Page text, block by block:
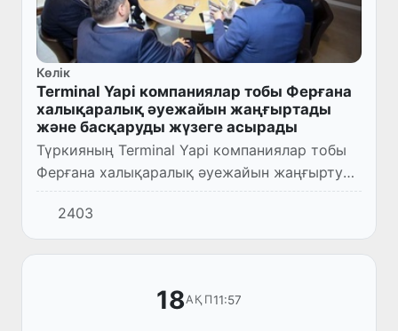
Көлік
Terminal Yapi компаниялар тобы Ферғана
халықаралық әуежайын жаңғыртады
және басқаруды жүзеге асырады
Түркияның Terminal Yapi компаниялар тобы
Ферғана халықаралық әуежайын жаңғырту
және басқару бойынша мемлекеттік-
жекеменшік серіктестік негізінде жаңғырту
жобасын жүзеге асыруды жос...
2403
18АҚП11:57